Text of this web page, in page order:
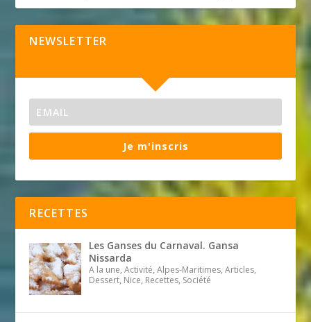
NEWSLETTER
Je m'inscris
RECETTES
Les Ganses du Carnaval. Gansa
Nissarda
A la une, Activité, Alpes-Maritimes, Articles,
Dessert, Nice, Recettes, Société